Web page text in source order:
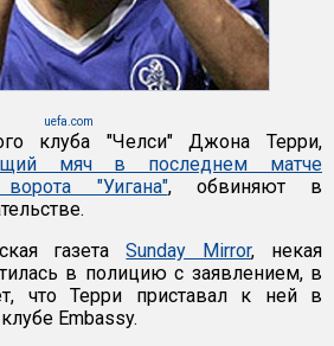
uefa.com
клуба "Челси" Джона Терри,
мяч в последнем матче
"Уигана", обвиняют в
газетаSunday Mirror, некая
в полицию с заявлением, в
что Терри приставал к ней в
Embassy.